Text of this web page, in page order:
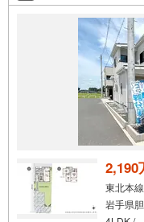
2,190
東北本
岩手県